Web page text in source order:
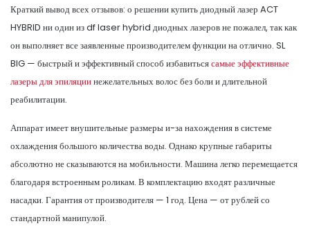
Краткий вывод всех отзывов: о решении купить диодный лазер ACT
HYBRID ни один из df laser hybrid диодных лазеров не пожалел, так как
он выполняет все заявленные производителем функции на отлично. SL
BIG — быстрый и эффективный способ избавитьсясамые эффективные
лазеры для эпиляциинежелательных волос без боли и длительной
реабилитации.
Аппарат имеет внушительные размеры и-за нахождения в системе
охлаждения большого количества воды. Однако крупные габариты
абсолютно не сказываются на мобильности. Машина легко перемещается
благодаря встроенным роликам. В комплектацию входят различные
насадки. Гарантия от производителя — 1 год. Цена — от рублей со
стандартной манипулой.